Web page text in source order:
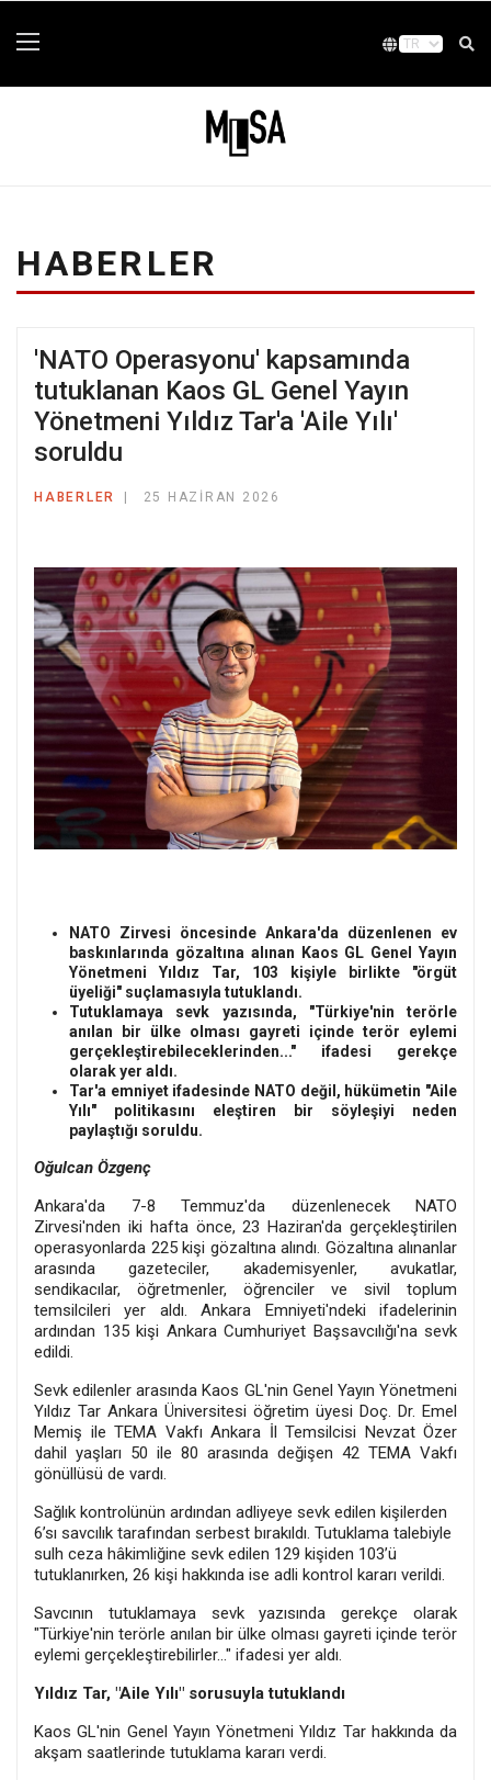
HABERLER
'NATO Operasyonu' kapsamında
tutuklanan Kaos GL Genel Yayın
Yönetmeni Yıldız Tar'a 'Aile Yılı'
soruldu
HABERLER 25 HAZIRAN 2026
NATO Zirvesi öncesinde Ankara'da düzenlenen ev
baskınlarında gözaltına alınan Kaos GL Genel Yayın
Yönetmeni Yıldız Tar, 103 kişiyle birlikte "örgüt
üyeliği" suçlamasıyla tutuklandı.
Tutuklamaya sevk yazısında, "Türkiye'nin terörle
anılan bir ülke olması gayreti içinde terör eylemi
gerçekleştirebileceklerinden..." ifadesi gerekçe
olarak yer aldı.
Tar'a emniyet ifadesinde NATO değil, hükümetin "Aile
Yılı" politikasını eleştiren bir söyleşiyi neden
paylaştığı soruldu.
Oğulcan Özgenç
Ankara'da 7-8 Temmuz'da düzenlenecek NATO
Zirvesi'nden iki hafta önce, 23 Haziran'da gerçekleştirilen
operasyonlarda 225 kişi gözaltına alındı. Gözaltına alınanlar
arasında gazeteciler, akademisyenler, avukatlar,
sendikacılar, öğretmenler, öğrenciler ve sivil toplum
temsilcileri yer aldı. Ankara Emniyeti'ndeki ifadelerinin
ardından 135 kişi Ankara Cumhuriyet Başsavcılığı'na sevk
edildi.
Sevk edilenler arasında Kaos GL'nin Genel Yayın Yönetmeni
Yıldız Tar Ankara Üniversitesi öğretim üyesi Doç. Dr. Emel
Memiş ile TEMA Vakfı Ankara İl Temsilcisi Nevzat Özer
dahil yaşları 50 ile 80 arasında değişen 42 TEMA Vakfı
gönüllüsü de vardı.
Sağlık kontrolünün ardından adliyeye sevk edilen kişilerden
6’sı savcılık tarafından serbest bırakıldı. Tutuklama talebiyle
sulh ceza hâkimliğine sevk edilen 129 kişiden 103’ü
tutuklanırken, 26 kişi hakkında ise adli kontrol kararı verildi.
Savcının tutuklamaya sevk yazısında gerekçe olarak
"Türkiye'nin terörle anılan bir ülke olması gayreti içinde terör
eylemi gerçekleştirebilirler..." ifadesi yer aldı.
Yıldız Tar, "Aile Yılı" sorusuyla tutuklandı
Kaos GL'nin Genel Yayın Yönetmeni Yıldız Tar hakkında da
akşam saatlerinde tutuklama kararı verdi.